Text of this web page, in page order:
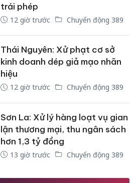
trái phép
12 giờ trước Chuyển động 389
Thái Nguyên: Xử phạt cơ sở
kinh doanh dép giả mạo nhãn
hiệu
12 giờ trước Chuyển động 389
Sơn La: Xử lý hàng loạt vụ gian
lận thương mại, thu ngân sách
hơn 1,3 tỷ đồng
13 giờ trước Chuyển động 389